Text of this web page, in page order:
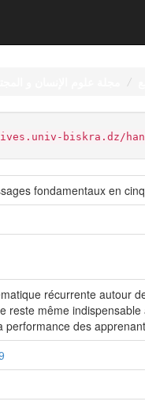
biskra.dz/
fondamentaux en
récurrente autour
reste même
performance des